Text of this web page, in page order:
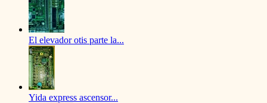
El elevador otis parte la...
Yida express ascensor...